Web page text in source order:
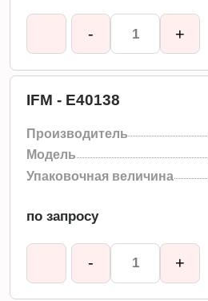
- +
IFM - E40138
Производитель
Модель
Упаковочная величина
по запросу
- +